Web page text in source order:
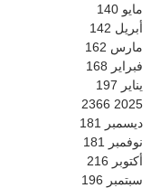
مايو 140
أبريل 142
مارس 162
فبراير 168
يناير 197
2025
2366
ديسمبر
181
نوفمبر
181
أكتوبر 216
سبتمبر 196